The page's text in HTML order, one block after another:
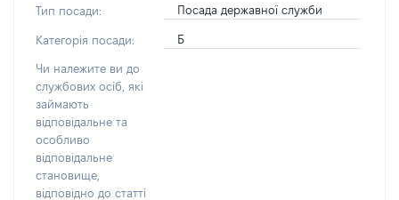
Тип посади: Посада державної служби
Категорія посади: Б
Чи належите ви до
службових осіб, які
займають
відповідальне та
особливо
відповідальне
становище,
відповідно до статті